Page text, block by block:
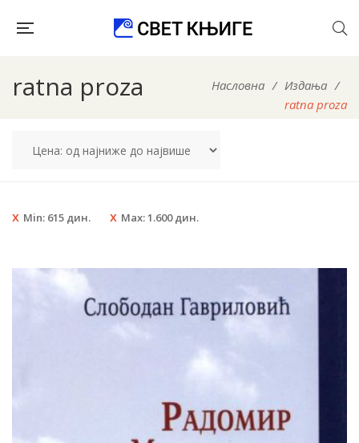
ratna proza Насловна / Издања /
ratna proza
Min: 615 дин. Max:1.600дин.